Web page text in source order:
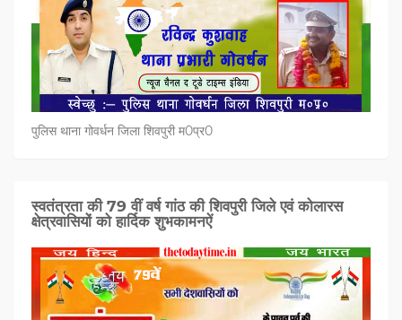
पुलिस थाना गोवर्धन जिला शिवपुरी म0प्र0
स्वतंत्रता की 79 वीं वर्ष गांठ की शिवपुरी जिले एवं कोलारस
क्षेत्रवासियों को हार्दिक शुभकामनऐं